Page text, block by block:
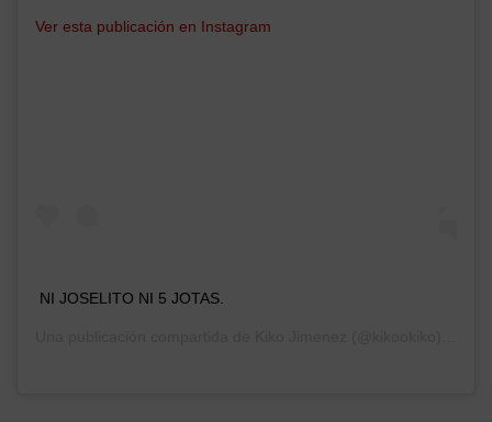
Ver esta publicación en Instagram
NI JOSELITO NI 5 JOTAS.